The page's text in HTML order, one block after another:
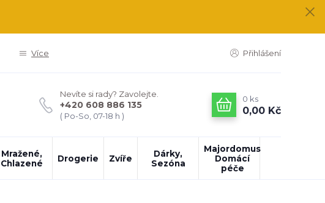
Více Přihlášení
Nevíte si rady? Zavolejte.
+420 608 886 135
( Po-So, 07-18 h )
0 ks
0,00 Kč
Mražené,
Chlazené
Drogerie Zvíře
Dárky,
Sezóna
Majordomus
Domácí
péče